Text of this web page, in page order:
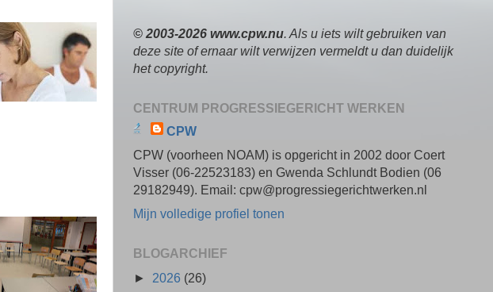
© 2003-2026 www.cpw.nu. Als u iets wilt gebruiken van
deze site of ernaar wilt verwijzen vermeldt u dan duidelijk
het copyright.
CENTRUM PROGRESSIEGERICHT WERKEN
CPW
CPW (voorheen NOAM) is opgericht in 2002 door Coert
Visser (06-22523183) en Gwenda Schlundt Bodien (06
29182949). Email: cpw@progressiegerichtwerken.nl
Mijn volledige profiel tonen
BLOGARCHIEF
► 2026 (26)